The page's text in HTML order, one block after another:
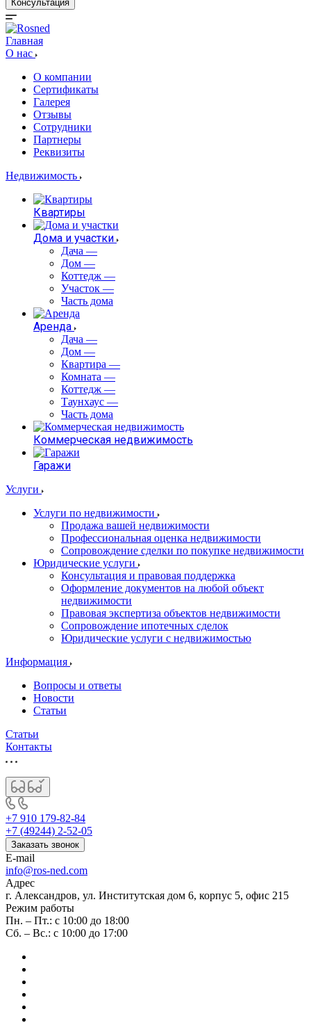
Консультация
Главная
О нас
О компании
Сертификаты
Галерея
Отзывы
Сотрудники
Партнеры
Реквизиты
Недвижимость
Квартиры
Дома и участки
Дача —
Дом —
Коттедж —
Участок —
Часть дома
Аренда
Дача —
Дом —
Квартира —
Комната —
Коттедж —
Таунхаус —
Часть дома
Коммерческая недвижимость
Гаражи
Услуги
Услуги по недвижимости
Продажа вашей недвижимости
Профессиональная оценка недвижимости
Сопровождение сделки по покупке недвижимости
Юридические услуги
Консультация и правовая поддержка
Оформление документов на любой объект
недвижимости
Правовая экспертиза объектов недвижимости
Сопровождение ипотечных сделок
Юридические услуги с недвижимостью
Информация
Вопросы и ответы
Новости
Статьи
Статьи
Контакты
+7 910 179-82-84
+7 (49244) 2-52-05
Заказать звонок
E-mail
info@ros-ned.com
Адрес
г. Александров, ул. Институтская дом 6, корпус 5, офис 215
Режим работы
Пн. – Пт.: с 10:00 до 18:00
Сб. – Вс.: с 10:00 до 17:00